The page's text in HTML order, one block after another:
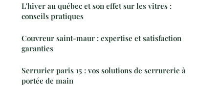
L'hiver au québec et son effet sur les vitres :
conseils pratiques
Couvreur saint-maur : expertise et satisfaction
garanties
Serrurier paris 15 : vos solutions de serrurerie à
portée de main